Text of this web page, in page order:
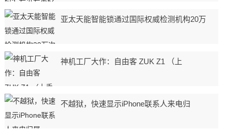
亚太天能智能锁通过国际权威检测机构20万
神机工厂大作：自由客 ZUK Z1 （上
不越狱，快速显示iPhone联系人来电归